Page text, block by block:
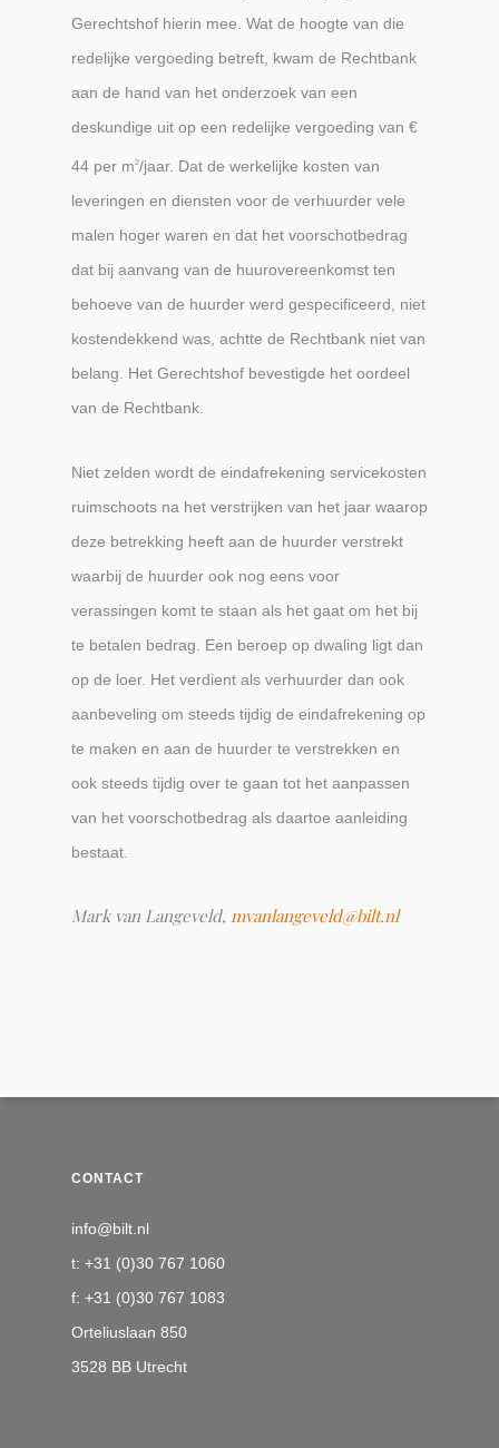
Gerechtshof hierin mee. Wat de hoogte van die
redelijke vergoeding betreft, kwam de Rechtbank
aan de hand van het onderzoek van een
deskundige uit op een redelijke vergoeding van €
44 per m2/jaar. Dat de werkelijke kosten van
leveringen en diensten voor de verhuurder vele
malen hoger waren en dat het voorschotbedrag
dat bij aanvang van de huurovereenkomst ten
behoeve van de huurder werd gespecificeerd, niet
kostendekkend was, achtte de Rechtbank niet van
belang. Het Gerechtshof bevestigde het oordeel
van de Rechtbank.
Niet zelden wordt de eindafrekening servicekosten
ruimschoots na het verstrijken van het jaar waarop
deze betrekking heeft aan de huurder verstrekt
waarbij de huurder ook nog eens voor
verassingen komt te staan als het gaat om het bij
te betalen bedrag. Een beroep op dwaling ligt dan
op de loer. Het verdient als verhuurder dan ook
aanbeveling om steeds tijdig de eindafrekening op
te maken en aan de huurder te verstrekken en
ook steeds tijdig over te gaan tot het aanpassen
van het voorschotbedrag als daartoe aanleiding
bestaat.
Mark van Langeveld, mvanlangeveld@bilt.nl
CONTACT
info@bilt.nl
t: +31 (0)30 767 1060
f: +31 (0)30 767 1083
Orteliuslaan 850
3528 BB Utrecht